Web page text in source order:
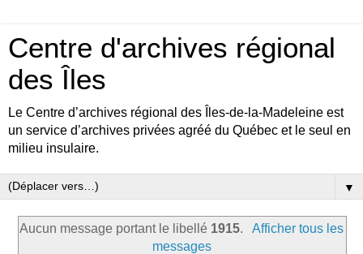
Centre d'archives régional
des Îles
Le Centre d’archives régional des Îles-de-la-Madeleine est
un service d’archives privées agréé du Québec et le seul en
milieu insulaire.
▼
Aucun message portant le libellé 1915.
Afficher tous les
messages